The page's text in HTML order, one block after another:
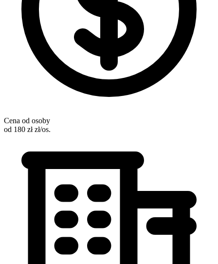
Cena od osoby
od 180 zł zł/os.